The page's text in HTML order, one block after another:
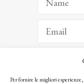
Per fornire le migliori